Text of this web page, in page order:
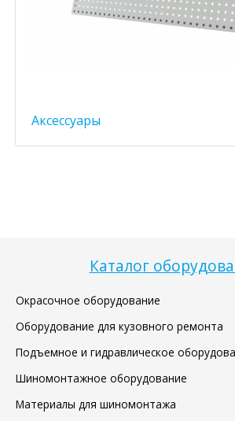
Каталог
Окрасочное оборудование
Оборудование для кузовного ремонта
Подъемное и гидравлическое
Шиномонтажное оборудование
Материалы для шиномонтажа
Аксессуары